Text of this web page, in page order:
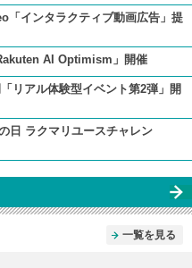
インタラクティブ動画広告」提
AI Optimism」開催
リアル体験型イベント第2弾」開
日 ラクマリユースチャレン
一覧を見る